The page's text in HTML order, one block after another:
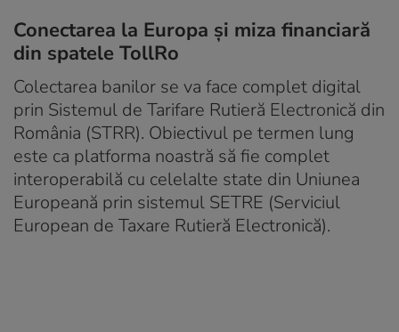
Conectarea la Europa și miza financiară
din spatele TollRo
Colectarea banilor se va face complet digital
prin Sistemul de Tarifare Rutieră Electronică din
România (STRR). Obiectivul pe termen lung
este ca platforma noastră să fie complet
interoperabilă cu celelalte state din Uniunea
Europeană prin sistemul SETRE (Serviciul
European de Taxare Rutieră Electronică).